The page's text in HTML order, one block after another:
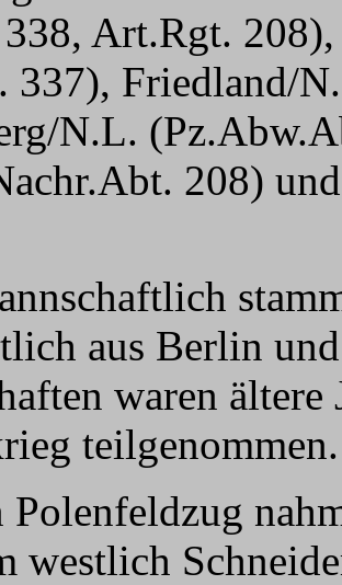
Art.Rgt.
337), Friedland/
N.L.
208)
aus Berlin
waren ältere
teilgenommen.
Polenfeldzug
westlich